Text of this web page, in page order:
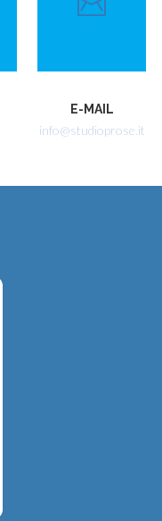
E-MAIL
info@studioprose.it